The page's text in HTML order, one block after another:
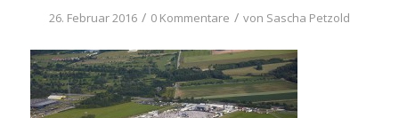
26. Februar 2016 / 0 Kommentare / von Sascha Petzold